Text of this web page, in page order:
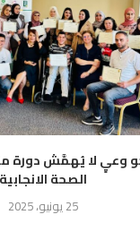
وعيٍ لا يُهمَّش دورة
الصحة الانجابية
25 يونيو، 2025